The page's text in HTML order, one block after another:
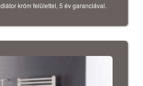
króm felülettel, 5 év garanciával.